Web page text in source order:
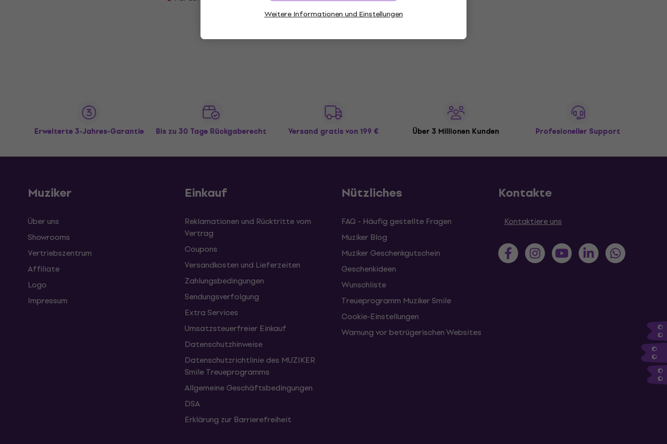
Weitere Informationen und Einstellungen
Nur auf Bestellung
Erweiterte 3-Jahres-Garantie Bis zu 30 Tage Rückgaberecht Versand gratisvon 199 € Über 3 Millionen Kunden Profesioneller Support
Muziker
Über uns
Showrooms
Vertriebszentrum
Affiliate
Logo
Impressum
Einkauf
Reklamationen und Rücktritte vom
Vertrag
Coupons
Versandkosten und Lieferzeiten
Zahlungsbedingungen
Sendungsverfolgung
Extra Services
Umsatzsteuerfreier Einkauf
Datenschutzhinweise
Datenschutzrichtlinie des MUZIKER
Smile Treueprogramms
Allgemeine Geschäftsbedingungen
DSA
Erklärung zur Barrierefreiheit
Nützliches
FAQ - Häufig gestellte Fragen
Muziker Blog
Muziker Geschenkgutschein
Geschenkideen
Wunschliste
Treueprogramm Muziker Smile
Cookie-Einstellungen
Warnung vor betrügerischen Websites
Kontakte
Kontaktiere uns